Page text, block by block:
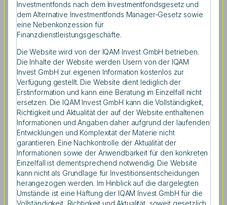
Wie wirkt Humankapital auf Investments?
Viele US-Universitäten investieren über ihre durch
Spenden gut dotierten Stiftungen ein Milliardenvermögen
am Kapitalmarkt. Die Preisträger des IQAM Best Paper
Prizes untersuchten den Zusammenhang zwischen
Humankapital und dem Investmenterfolg von
Universitätsstiftungen. Die Stiftungen geben jedes Jahr
Milliarden von Dollar aus, um die Hochschulbildung zu
fördern. Anstatt sich nur auf Investments in Aktien und
Anleihen zu verlassen, veranlagen viele
Universitätsstiftungen auch in alternative Assetklassen
wie Hedgefonds, Private Equity oder Venture Capital.
Warum? Eine höhere Allokation zu diesen Assetklassen
bringt höhere risikoadjustierte Erträge. Darüber hinaus
stellten die Autoren fest, dass eine höhere und
ertragsreichere Veranlagung in alternative Assetklassen
mit einem höheren Level an Humankapital einhergeht.
Die Bewertung des Humankapitals berücksichtigt das
Investmentfonds nach dem Investmentfondsgesetz und
dem Alternative Investmentfonds Manager-Gesetz sowie
eine Nebenkonzession für
Finanzdienstleistungsgeschäfte.
Die Website wird von der IQAM Invest GmbH betrieben.
Die Inhalte der Website werden Usern von der IQAM
Invest GmbH zur eigenen Information kostenlos zur
Verfügung gestellt. Die Website dient lediglich der
Erstinformation und kann eine Beratung im Einzelfall nicht
ersetzen. Die IQAM Invest GmbH kann die Vollständigkeit,
Richtigkeit und Aktualität der auf der Website enthaltenen
Informationen und Angaben daher aufgrund der laufenden
Entwicklungen und Komplexität der Materie nicht
garantieren. Eine Nachkontrolle der Aktualität der
Informationen sowie der Anwendbarkeit für den konkreten
Einzelfall ist dementsprechend notwendig. Die Website
kann nicht als Grundlage für Investitionsentscheidungen
herangezogen werden. Im Hinblick auf die dargelegten
Umstände ist eine Haftung der IQAM Invest GmbH für die
Vollständigkeit, Richtigkeit und Aktualität, soweit gesetzlich